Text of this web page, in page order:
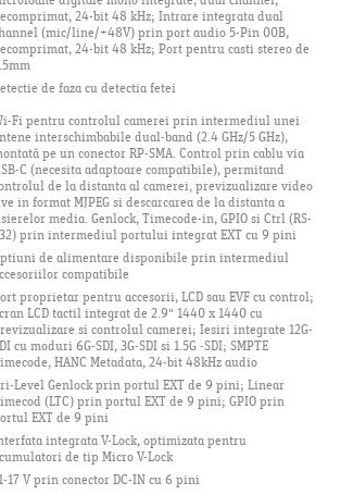
24-bit 48 kHz; Intrare integrata dual
(mic/line/+48V) prin port audio 5-Pin 00B,
24-bit 48 kHz; Port pentru casti stereo de
de faza cu detectia fetei
Fi pentru controlul camerei prin intermediul unei
interschimbabile dual-band (2.4 GHz/5 GHz),
pe un conector RP-SMA. Control prin cablu via
C (necesita adaptoare compatibile), permitand
de la distanta al camerei, previzualizare video
in format MJPEG si descarcarea de la distanta a
media. Genlock, Timecode-in, GPIO si Ctrl (RS-
prin intermediul portului integrat EXT cu 9 pini
de alimentare disponibile prin intermediul
compatibile
proprietar pentru accesorii, LCD sau EVF cu control;
LCD tactil integrat de 2.9" 1440 x 1440 cu
si controlul camerei; Iesiri integrate 12G-
cu moduri 6G-SDI, 3G-SDI si 1.5G -SDI; SMPTE
HANC Metadata, 24-bit 48kHz audio
Level Genlock prin portul EXT de 9 pini; Linear
(LTC) prin portul EXT de 9 pini; GPIO prin
EXT de 9 pini
integrata V-Lock, optimizata pentru
de tip Micro V-Lock
17 V prin conector DC-IN cu 6 pini